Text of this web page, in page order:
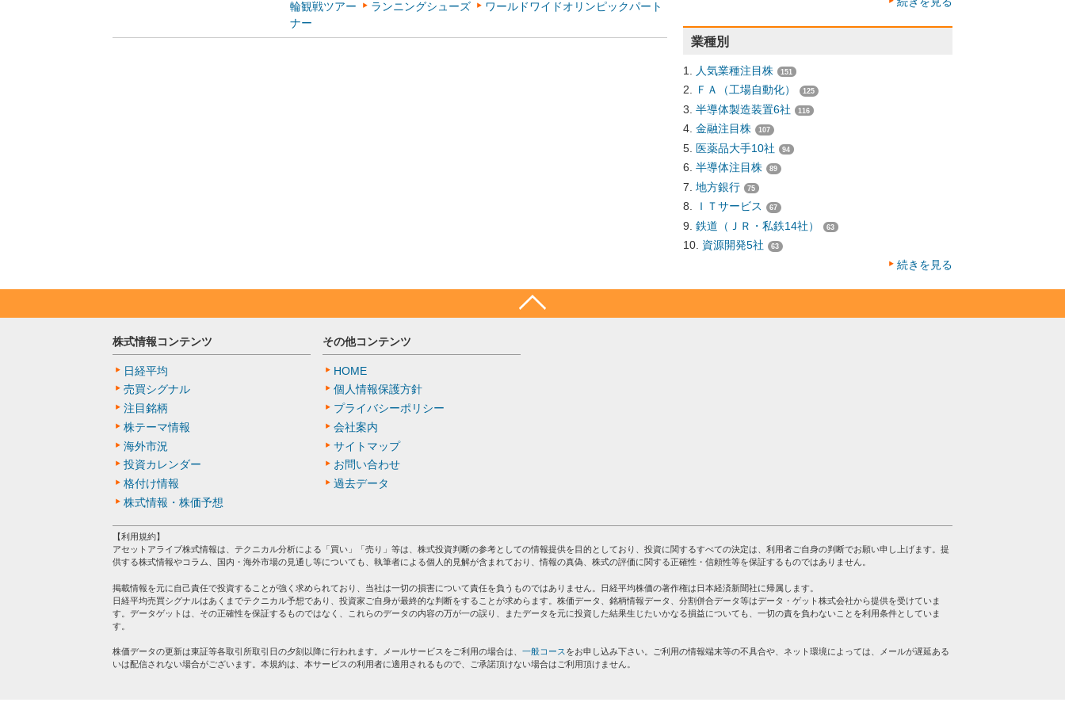
輪観戦ツアー
ランニングシューズ
ワールドワイドオリンピックパート
ナー
業種別
人気業種注目株 151
ＦＡ（工場自動化） 125
半導体製造装置6社 116
金融注目株 107
医薬品大手10社 94
半導体注目株 89
地方銀行 75
ＩＴサービス 67
鉄道（ＪＲ・私鉄14社） 63
資源開発5社 63
続きを見る
株式情報コンテンツ
日経平均
売買シグナル
注目銘柄
株テーマ情報
海外市況
投資カレンダー
格付け情報
株式情報・株価予想
その他コンテンツ
HOME
個人情報保護方針
プライバシーポリシー
会社案内
サイトマップ
お問い合わせ
過去データ
【利用規約】
アセットアライブ株式情報は、テクニカル分析による「買い」「売り」等は、株式投資判断の参考としての情報提供を目的としており、投資に関するすべての決定は、利用者ご自身の判断でお願い申し上げます。提
供する株式情報やコラム、国内・海外市場の見通し等についても、執筆者による個人的見解が含まれており、情報の真偽、株式の評価に関する正確性・信頼性等を保証するものではありません。
掲載情報を元に自己責任で投資することが強く求められており、当社は一切の損害について責任を負うものではありません。日経平均株価の著作権は日本経済新聞社に帰属します。
日経平均売買シグナルはあくまでテクニカル予想であり、投資家ご自身が最終的な判断をすることが求めらます。株価データ、銘柄情報データ、分割併合データ等はデータ・ゲット株式会社から提供を受けていま
す。データゲットは、その正確性を保証するものではなく、これらのデータの内容の万が一の誤り、またデータを元に投資した結果生じたいかなる損益についても、一切の責を負わないことを利用条件としていま
す。
株価データの更新は東証等各取引所取引日の夕刻以降に行われます。メールサービスをご利用の場合は、 一般コースをお申し込み下さい。ご利用の情報端末等の不具合や、ネット環境によっては、メールが遅延ある
いは配信されない場合がございます。本規約は、本サービスの利用者に適用されるもので、ご承諾頂けない場合はご利用頂けません。